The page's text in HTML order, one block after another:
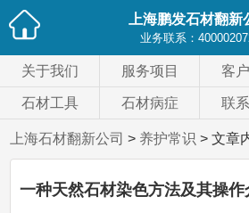
上海鹏发石材翻新
业务联系：
关于我们 服务项目 客
石材工具 石材病症 联
上海石材翻新公司 > 养护常识 > 文章
一种天然石材染色方法及其操作